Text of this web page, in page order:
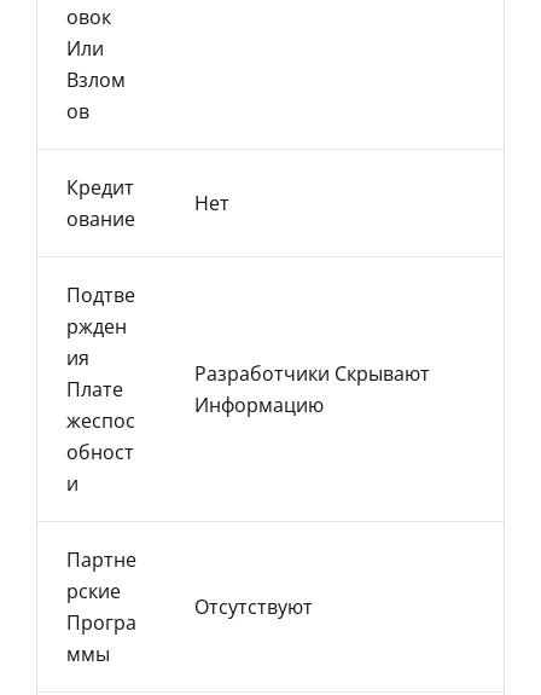
Овок
Или
Взлом
Ов
Кредит
Ование
Нет
Подтве
Ржден
Ия
Плате
Жеспос
Обност
И
Разработчики Скрывают
Информацию
Партне
Рские
Програ
Ммы
Отсутствуют